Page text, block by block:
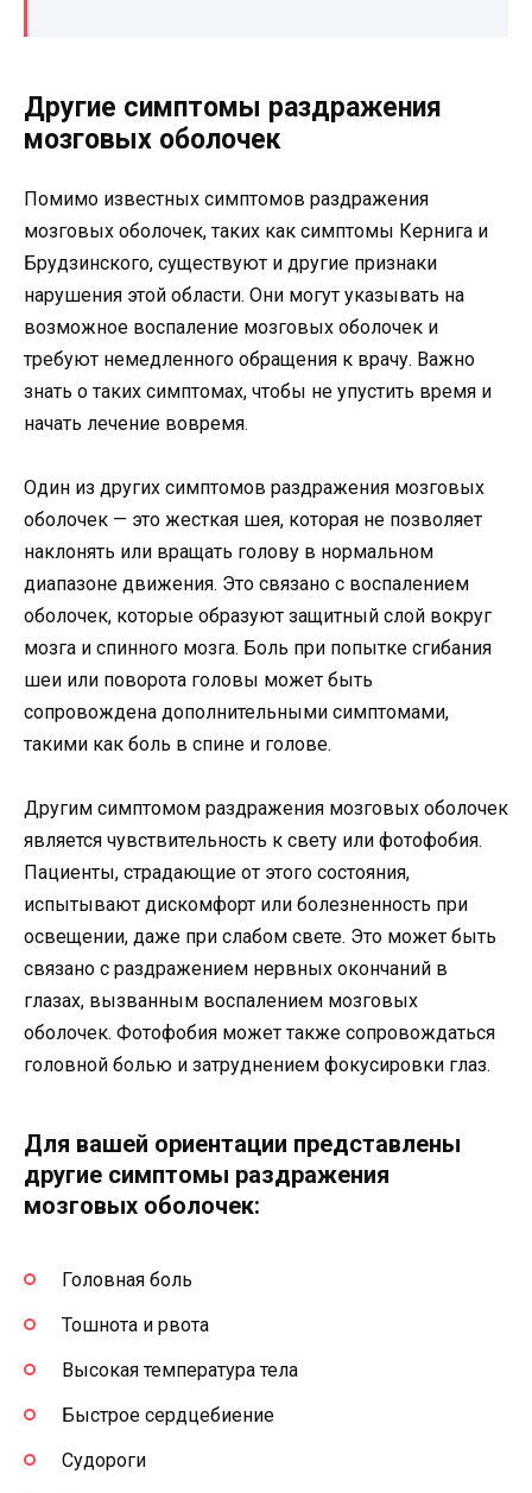
Другие симптомы раздражения
мозговых оболочек
Помимо известных симптомов раздражения
мозговых оболочек, таких как симптомы Кернига и
Брудзинского, существуют и другие признаки
нарушения этой области. Они могут указывать на
возможное воспаление мозговых оболочек и
требуют немедленного обращения к врачу. Важно
знать о таких симптомах, чтобы не упустить время и
начать лечение вовремя.
Один из других симптомов раздражения мозговых
оболочек — это жесткая шея, которая не позволяет
наклонять или вращать голову в нормальном
диапазоне движения. Это связано с воспалением
оболочек, которые образуют защитный слой вокруг
мозга и спинного мозга. Боль при попытке сгибания
шеи или поворота головы может быть
сопровождена дополнительными симптомами,
такими как боль в спине и голове.
Другим симптомом раздражения мозговых оболочек
является чувствительность к свету или фотофобия.
Пациенты, страдающие от этого состояния,
испытывают дискомфорт или болезненность при
освещении, даже при слабом свете. Это может быть
связано с раздражением нервных окончаний в
глазах, вызванным воспалением мозговых
оболочек. Фотофобия может также сопровождаться
головной болью и затруднением фокусировки глаз.
Для вашей ориентации представлены
другие симптомы раздражения
мозговых оболочек:
Головная боль
Тошнота и рвота
Высокая температура тела
Быстрое сердцебиение
Судороги